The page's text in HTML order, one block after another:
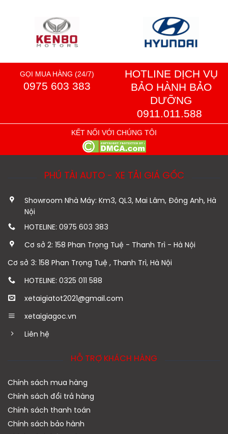
GỌI MUA HÀNG (24/7)
0975 603 383
HOTLINE DỊCH VỤ
BẢO HÀNH BẢO
DƯỠNG
0911.011.588
KẾT NỐI VỚI CHÚNG TÔI
PHÚ TÀI AUTO - XE TẢI GIÁ GỐC
Showroom Nhà Máy: Km3, QL3, Mai Lâm, Đông Anh, Hà
Nội
HOTELINE: 0975 603 383
Cơ sở 2: 158 Phan Trọng Tuệ - Thanh Trì - Hà Nội
Cơ sở 3: 158 Phan Trọng Tuệ , Thanh Trì, Hà Nội
HOTELINE: 0325 011 588
xetaigiatot2021@gmail.com
xetaigiagoc.vn
Liên hệ
HỖ TRỢ KHÁCH HÀNG
Chính sách mua hàng
Chính sách đổi trả hàng
Chính sách thanh toán
Chính sách bảo hành